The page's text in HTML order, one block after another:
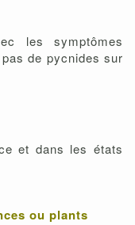
les symptômes
de pycnides sur
et dans les états
ou plants